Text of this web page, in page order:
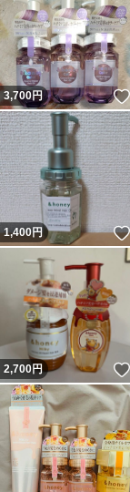
3,700円
1,400円
2,700円